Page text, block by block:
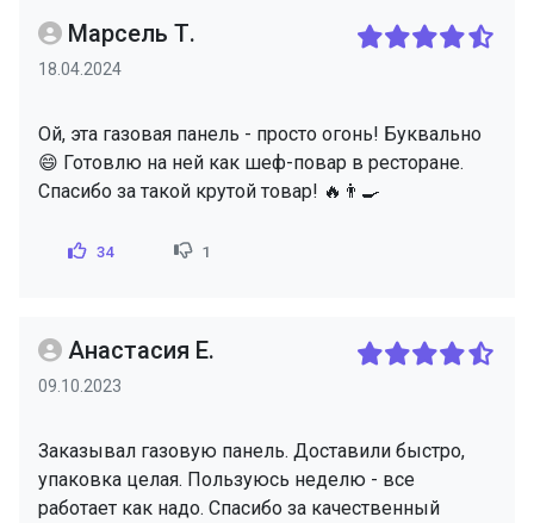
Марсель Т.
18.04.2024
Ой, эта газовая панель - просто огонь! Буквально
😄 Готовлю на ней как шеф-повар в ресторане.
Спасибо за такой крутой товар! 🔥👨‍🍳
34 1
Анастасия Е.
09.10.2023
Заказывал газовую панель. Доставили быстро,
упаковка целая. Пользуюсь неделю - все
работает как надо. Спасибо за качественный